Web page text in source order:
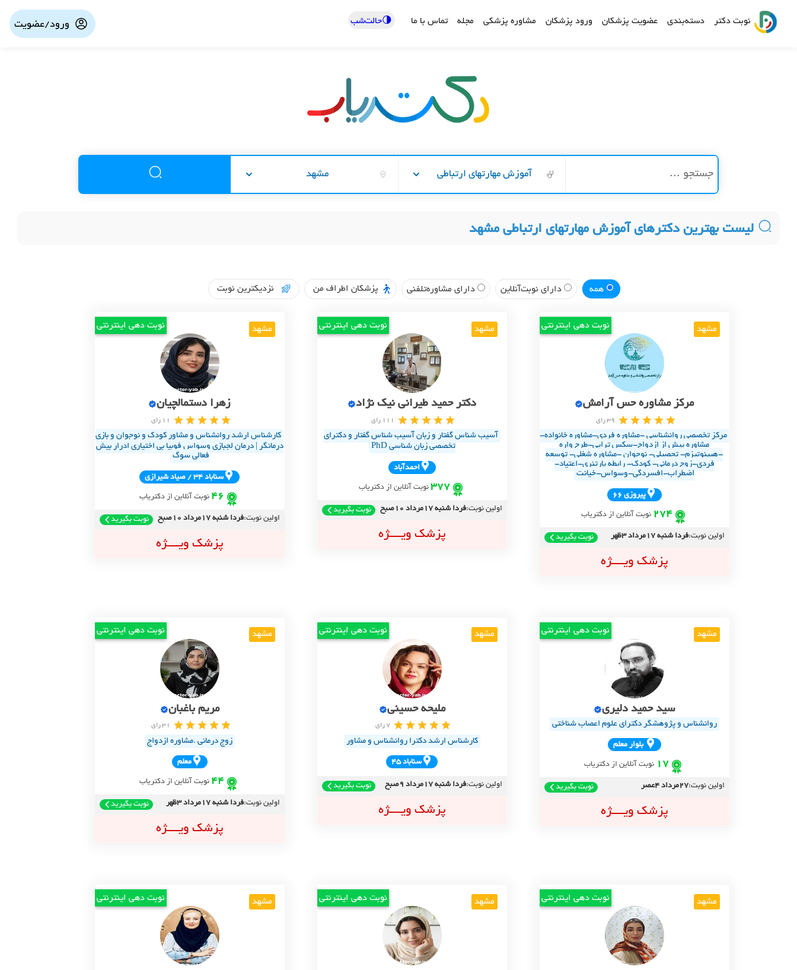
نوبت دکتر دسته‌بندی عضویت پزشکان ورود پزشکان مشاوره پزشکی مجله تماس با ما 🌗حالت‌شب ورود/عضویت
آموزش مهارتهای ارتباطی مشهد
لیست بهترین دکترهای آموزش مهارتهای ارتباطی مشهد
همه دارای نوبت‌آنلاین دارای مشاوره‌تلفنی پزشکان اطراف من نزدیکترین نوبت
مشهد نوبت دهی اینترنتی
مرکز مشاوره حس آرامش
39 رای
مرکز تخصصی روانشناسی -مشاوره فردی-مشاوره خانواده-
مشاوره پیش از ازدواج-سکس تراپی-طرح واره
-هیپنوتیزم- تحصیلی- نوجوان -مشاوره شغلی- توسعه
فردی-زوج درمانی- کود‌ک- رابطه پارتنری-اعتیاد-
اضطراب-افسردگی-وسواس-خیانت
پيروزي 66
274 نوبت آنلاین از دکتریاب
اولین نوبت:فردا شنبه 17مرداد 3ظهر نوبت بگیرید
پزشک ویــــژه
مشهد نوبت دهی اینترنتی
دکتر حمید طیرانی نیک نژاد
111 رای
آسیب شناسِ گفتار و زبان آسیب شناس گفتار و دکترای
تخصصی زبان شناسی PhD
احمدآباد
377 نوبت آنلاین از دکتریاب
اولین نوبت:فردا شنبه 17مرداد 10صبح نوبت بگیرید
پزشک ویــــژه
مشهد نوبت دهی اینترنتی
زهرا دستمالچیان
11 رای
کارشناس ارشد روانشناس و مشاور کودک و نوجوان و بازی
درمانگر | درمان لجبازی وسواس فوبیا بی اختیاری ادرار بیش
فعالی سوگ
سناباد 34 / صياد شيرازي
46 نوبت آنلاین از دکتریاب
اولین نوبت:فردا شنبه 17مرداد 10صبح نوبت بگیرید
پزشک ویــــژه
مشهد نوبت دهی اینترنتی
سید حمید دلیری
روانشناس و پژوهشگر دکترای علوم اعصاب شناختی
بلوار معلم
17 نوبت آنلاین از دکتریاب
اولین نوبت:27مرداد 4عصر نوبت بگیرید
پزشک ویــــژه
مشهد نوبت دهی اینترنتی
ملیحه حسینی
7 رای
کارشناس ارشد دکترا روانشناس و مشاور
سناباد 45
اولین نوبت:فردا شنبه 17مرداد 9صبح نوبت بگیرید
پزشک ویــــژه
مشهد نوبت دهی اینترنتی
مریم باغبان
31 رای
زوج درمانی .مشاوره ازدواج
معلم
44 نوبت آنلاین از دکتریاب
اولین نوبت:فردا شنبه 17مرداد 3ظهر نوبت بگیرید
پزشک ویــــژه
مشهد نوبت دهی اینترنتی مشهد نوبت دهی اینترنتی مشهد نوبت دهی اینترنتی